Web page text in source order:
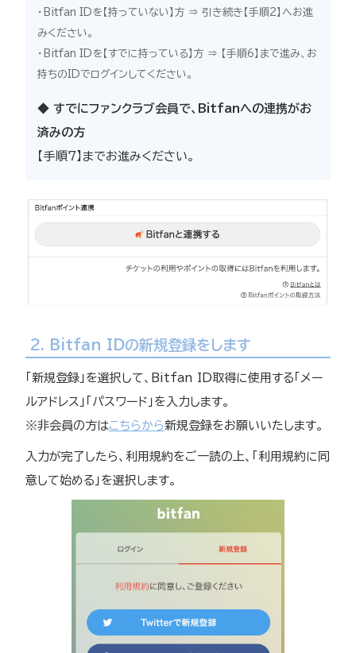
・Bitfan IDを【持っていない】方 ⇒ 引き続き【手順2】へお進
みください。
・Bitfan IDを【すでに持っている】方 ⇒ 【手順6】まで進み、お
持ちのIDでログインしてください。
◆ すでにファンクラブ会員で、Bitfanへの連携がお
済みの方
【手順7】までお進みください。
2. Bitfan IDの新規登録をします
「新規登録」を選択して、Bitfan ID取得に使用する「メー
ルアドレス」「パスワード」を入力します。
※非会員の方はこちらから新規登録をお願いいたします。
入力が完了したら、利用規約をご一読の上、「利用規約に同
意して始める」を選択します。